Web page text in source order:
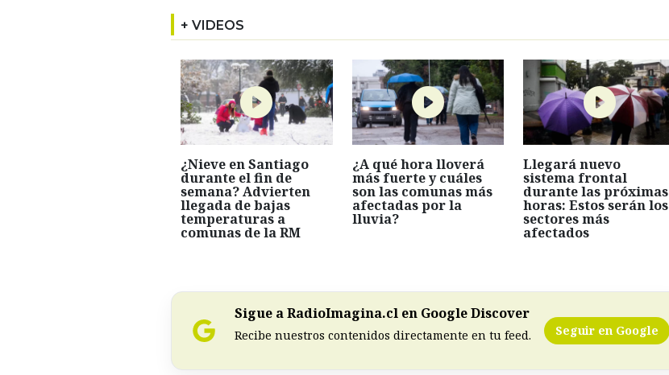
+ VIDEOS
¿Nieve en Santiago
durante el fin de
semana? Advierten
llegada de bajas
temperaturas a
comunas de la RM
¿A qué hora lloverá
más fuerte y cuáles
son las comunas más
afectadas por la
lluvia?
Llegará nuevo
sistema frontal
durante las próximas
horas: Estos serán los
sectores más
afectados
Sigue a RadioImagina.cl en Google Discover
Recibe nuestros contenidos directamente en tu feed. Seguir en Google